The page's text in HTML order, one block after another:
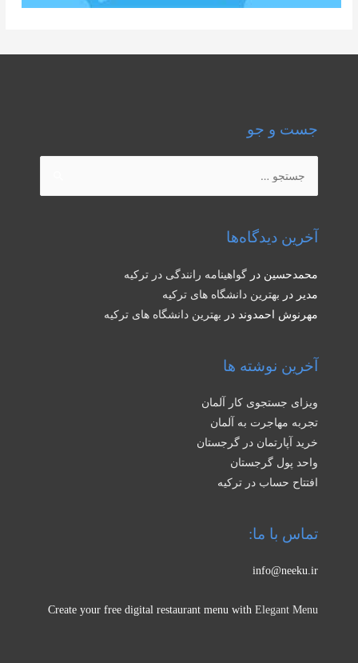
جست و جو
برای:
آخرین دیدگاه‌ها
محمدحسین در گواهینامه رانندگی در ترکیه
مدیر در بهترین دانشگاه های ترکیه
مهرنوش احمدوند در بهترین دانشگاه های ترکیه
آخرین نوشته ها
ویزای جستجوی کار آلمان
تجربه مهاجرت به آلمان
خرید آپارتمان در گرجستان
واحد پول گرجستان
افتتاح حساب در ترکیه
تماس با ما:
info@neeku.ir
Create your free digital restaurant menu with Elegant Menu